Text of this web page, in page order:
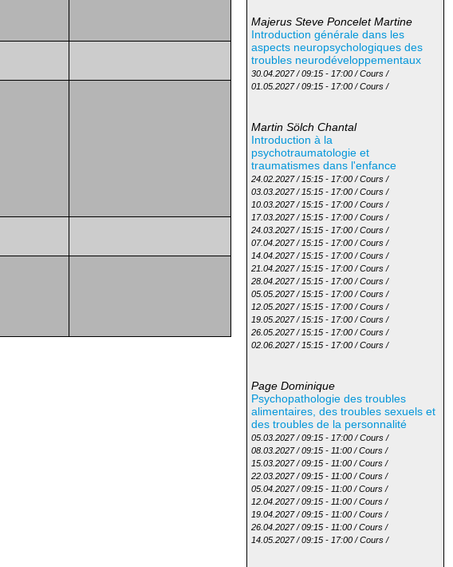
Majerus Steve Poncelet Martine
Introduction générale dans les
aspects neuropsychologiques des
troubles neurodéveloppementaux
30.04.2027 / 09:15 - 17:00 / Cours /
01.05.2027 / 09:15 - 17:00 / Cours /
Martin Sölch Chantal
Introduction à la
psychotraumatologie et
traumatismes dans l'enfance
24.02.2027 / 15:15 - 17:00 / Cours /
03.03.2027 / 15:15 - 17:00 / Cours /
10.03.2027 / 15:15 - 17:00 / Cours /
17.03.2027 / 15:15 - 17:00 / Cours /
24.03.2027 / 15:15 - 17:00 / Cours /
07.04.2027 / 15:15 - 17:00 / Cours /
14.04.2027 / 15:15 - 17:00 / Cours /
21.04.2027 / 15:15 - 17:00 / Cours /
28.04.2027 / 15:15 - 17:00 / Cours /
05.05.2027 / 15:15 - 17:00 / Cours /
12.05.2027 / 15:15 - 17:00 / Cours /
19.05.2027 / 15:15 - 17:00 / Cours /
26.05.2027 / 15:15 - 17:00 / Cours /
02.06.2027 / 15:15 - 17:00 / Cours /
Page Dominique
Psychopathologie des troubles
alimentaires, des troubles sexuels et
des troubles de la personnalité
05.03.2027 / 09:15 - 17:00 / Cours /
08.03.2027 / 09:15 - 11:00 / Cours /
15.03.2027 / 09:15 - 11:00 / Cours /
22.03.2027 / 09:15 - 11:00 / Cours /
05.04.2027 / 09:15 - 11:00 / Cours /
12.04.2027 / 09:15 - 11:00 / Cours /
19.04.2027 / 09:15 - 11:00 / Cours /
26.04.2027 / 09:15 - 11:00 / Cours /
14.05.2027 / 09:15 - 17:00 / Cours /